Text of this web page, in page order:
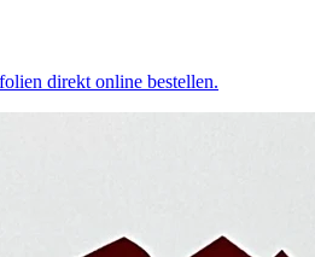
direkt online bestellen.